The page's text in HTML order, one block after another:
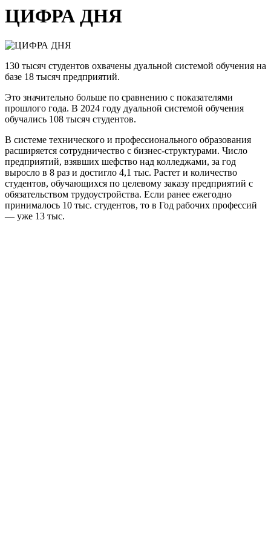
ЦИФРА ДНЯ
130 тысяч студентов охвачены дуальной системой обучения на
базе 18 тысяч предприятий.
Это значительно больше по сравнению с показателями
прошлого года. В 2024 году дуальной системой обучения
обучались 108 тысяч студентов.
В системе технического и профессионального образования
расширяется сотрудничество с бизнес-структурами. Число
предприятий, взявших шефство над колледжами, за год
выросло в 8 раз и достигло 4,1 тыс. Растет и количество
студентов, обучающихся по целевому заказу предприятий с
обязательством трудоустройства. Если ранее ежегодно
принималось 10 тыс. студентов, то в Год рабочих профессий
— уже 13 тыс.